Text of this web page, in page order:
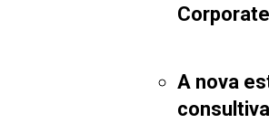
Corporate
A nova